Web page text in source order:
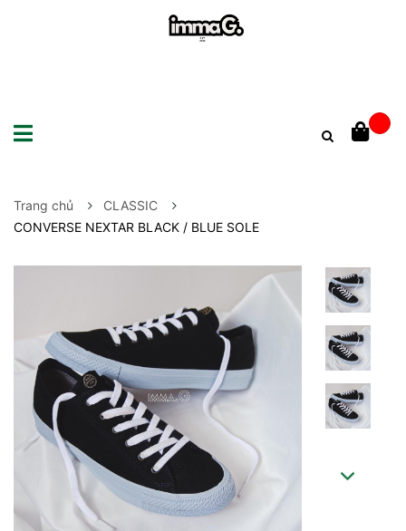
Trang chủ
CLASSIC
CONVERSE NEXTAR BLACK / BLUE SOLE